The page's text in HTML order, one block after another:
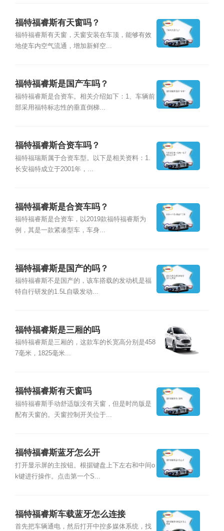
福特福睿斯有天窗吗？
福特福睿斯有天窗，天窗安装在车顶，能够有效
地使车内空气流通，增加新鲜空...
福特福睿斯是国产车吗？
福特福睿斯是合资车。相关介绍如下：1、车辆前
部采用福特标志性的垂直倒梯...
福特福睿斯合资车吗？
福特福瑞斯属于合资车型。以下是相关资料：1.
长安福特成立于2001年，...
福特福睿斯是合资车吗？
福特福睿斯是合资车，以2019款福特福睿斯为
例，其是一款紧凑型车，车身...
福特福睿斯是国产的吗？
福特福睿斯不是国产的，该车搭载的发动机是福
特自行研发的1.5L自吸发动...
福特福睿斯是三厢的吗
福特福睿斯是三厢的，这款车的长宽高分别是458
7毫米，1825毫米...
福特福睿斯有天窗吗
福特福睿斯手动舒适版没有天窗，但是时尚版是
配有天窗的。天窗控制开关位于...
福特福睿斯蓝牙怎么开
打开显示屏的主按钮。根据键盘上下左右和中间o
k键进行操作。点击第一个S...
福特福睿斯车载蓝牙怎么连接
首先把车辆通电，然后打开中控多媒体系统，找